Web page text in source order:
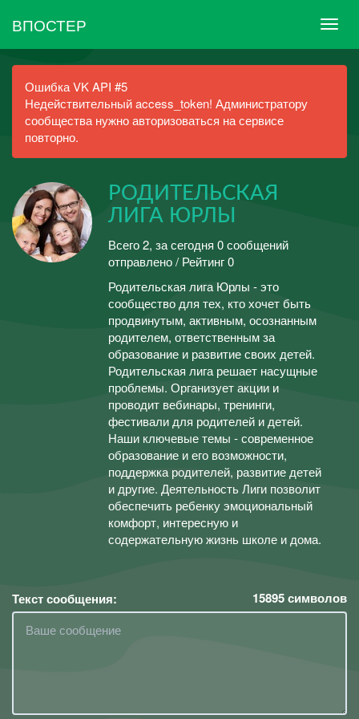
ВПОСТЕР
Ошибка VK API #5
Недействительный access_token! Администратору
сообщества нужно авторизоваться на сервисе
повторно.
РОДИТЕЛЬСКАЯ
ЛИГА ЮРЛЫ
Всего 2, за сегодня 0 сообщений
отправлено / Рейтинг 0
Родительская лига Юрлы - это
сообщество для тех, кто хочет быть
продвинутым, активным, осознанным
родителем, ответственным за
образование и развитие своих детей.
Родительская лига решает насущные
проблемы. Организует акции и
проводит вебинары, тренинги,
фестивали для родителей и детей.
Наши ключевые темы - современное
образование и его возможности,
поддержка родителей, развитие детей
и другие. Деятельность Лиги позволит
обеспечить ребенку эмоциональный
комфорт, интересную и
содержательную жизнь школе и дома.
Текст сообщения: 15895символов